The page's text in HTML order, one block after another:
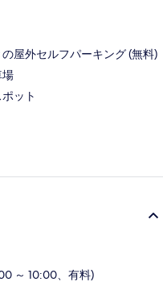
屋外セルフパーキング (無料)
場
ット
～ 10:00、有料)